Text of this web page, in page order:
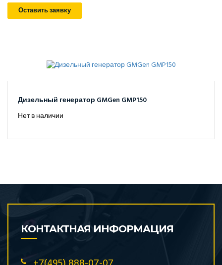
Оставить заявку
Дизельный генератор GMGen GMP150
Нет в наличии
КОНТАКТНАЯ ИНФОРМАЦИЯ